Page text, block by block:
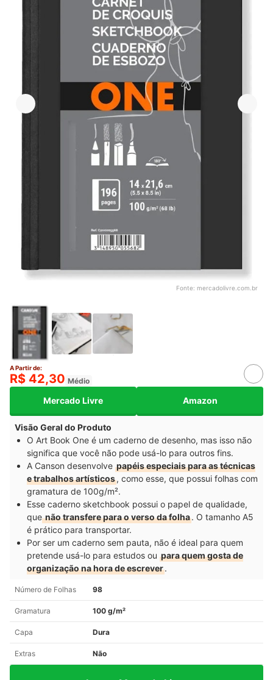
Fonte: mercadolivre.com.br
A Partir de:
R$ 42,30 Médio
Mercado Livre Amazon
Visão Geral do Produto
O Art Book One é um caderno de desenho, mas isso não
significa que você não pode usá-lo para outros fins.
A Canson desenvolve papéis especiais para as técnicas
e trabalhos artísticos, como esse, que possui folhas com
gramatura de 100g/m².
Esse caderno sketchbook possui o papel de qualidade,
quenão transfere para o verso da folha. O tamanho A5
é prático para transportar.
Por ser um caderno sem pauta, não é ideal para quem
pretende usá-lo para estudos ou para quem gosta de
organização na hora de escrever.
Número de Folhas 98
Gramatura 100 g/m²
Capa Dura
Extras Não